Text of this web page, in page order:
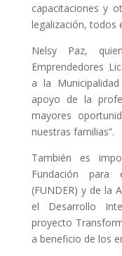
capacitaciones y
legalización, todos
Nelsy Paz,
Emprendedores
a la
apoyo de la
mayores
nuestras familias”.
También es
Fundación para
(FUNDER) y de la
el Desarrollo
proyecto
a beneficio de los